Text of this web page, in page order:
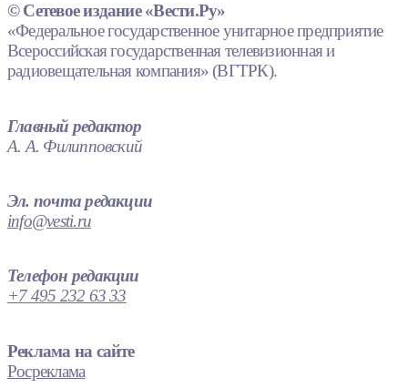
© Сетевое издание «Вести.Ру»
«Федеральное государственное унитарное предприятие
Всероссийская государственная телевизионная и
радиовещательная компания» (ВГТРК).
Главный редактор
А. А. Филипповский
Эл. почта редакции
info@vesti.ru
Телефон редакции
+7 495 232 63 33
Реклама на сайте
Росреклама